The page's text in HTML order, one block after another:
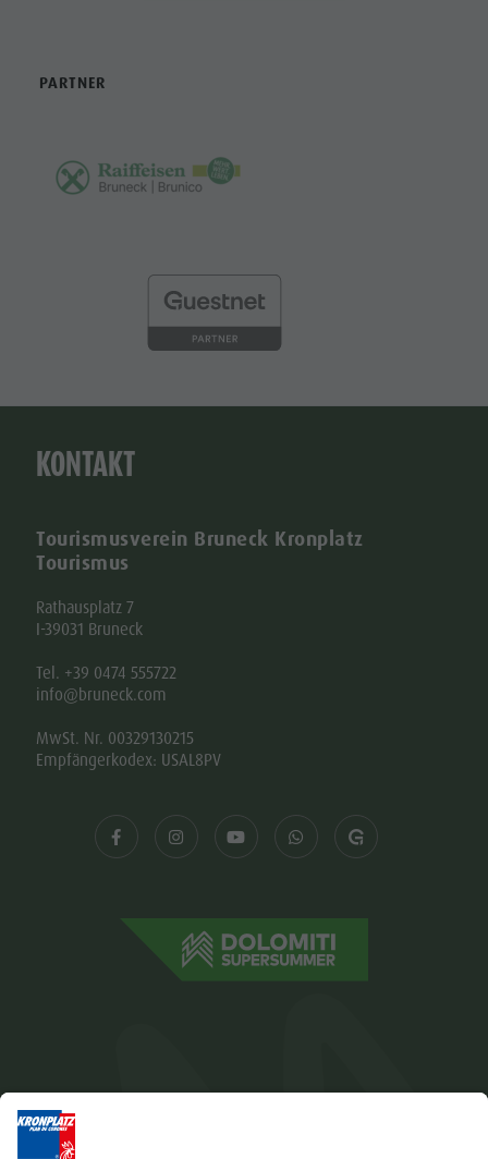
PARTNER
KONTAKT
Tourismusverein Bruneck Kronplatz
Tourismus
Rathausplatz 7
I-39031 Bruneck
Tel. +39 0474 555722
info@bruneck.com
MwSt. Nr. 00329130215
Empfängerkodex: USAL8PV